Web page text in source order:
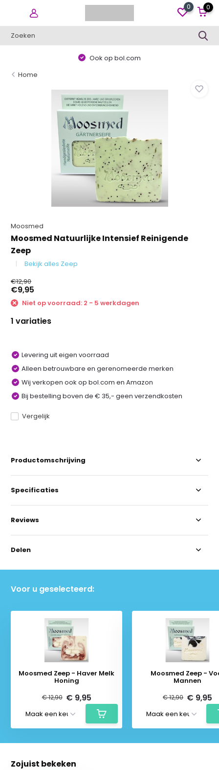
0 0
Ook op bol.com
Home
Moosmed
Moosmed Natuurlijke Intensief Reinigende
Zeep
Bekijk alles Zeep
€12,90
€9,95
Niet op voorraad: 2 - 5 werkdagen
1 variaties
Levering uit eigen voorraad
Alleen betrouwbare en gerenomeerde merken
Wij verkopen ook op bol.com en Amazon
Bij bestelling boven de € 35,- geen verzendkosten
Vergelijk
Productomschrijving
Specificaties
Reviews
Delen
Voor u geselecteerd:
Moosmed Zeep - Haver Melk
Honing
€ 12,90 € 9,95
Moosmed Zeep -
Mannen
€ 12,90 € 9,95
Zojuist bekeken